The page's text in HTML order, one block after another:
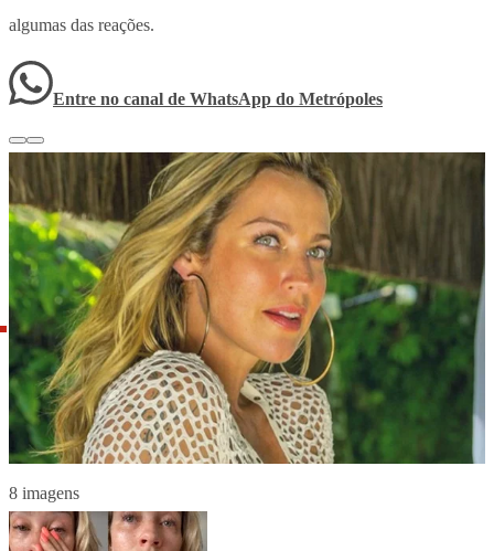
algumas das reações.
Entre no canal de WhatsApp do Metrópoles
8 imagens